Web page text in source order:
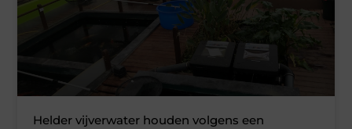
Helder vijverwater houden volgens een